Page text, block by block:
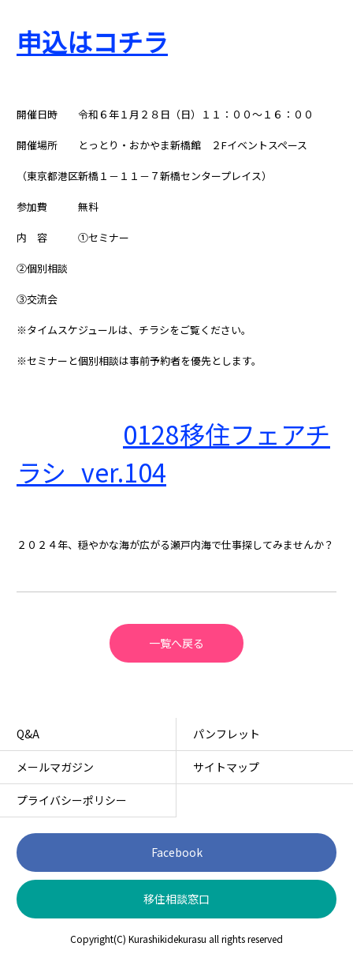
申込はコチラ
開催日時 令和６年１月２８日（日）１１：００～１６：００
開催場所 とっとり・おかやま新橋館 ２Fイベントスペース
（東京都港区新橋１－１１－７新橋センタープレイス）
参加費 無料
内 容 ①セミナー
②個別相談
③交流会
※タイムスケジュールは、チラシをご覧ください。
※セミナーと個別相談は事前予約者を優先とします。
0128移住フェアチ
ラシ_ver.104
２０２４年、穏やかな海が広がる瀬戸内海で仕事探してみませんか？
一覧へ戻る
Q&A パンフレット
メールマガジン サイトマップ
プライバシーポリシー
Facebook
移住相談窓口
Copyright(C) Kurashikidekurasu all rights reserved